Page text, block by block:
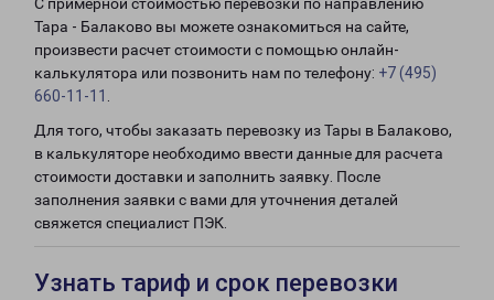
Тара - Балаково вы можете ознакомиться на сайте,
произвести расчет стоимости с помощью онлайн-
калькулятора или позвонить нам по телефону: +7 (495)
660-11-11
Для того, чтобы заказать перевозку из Тары в Балаково,
в калькуляторе необходимо ввести данные для расчета
стоимости доставки и заполнить заявку. После
заполнения заявки с вами для уточнения деталей
свяжется специалист ПЭК.
Узнать тариф и срок перевозки